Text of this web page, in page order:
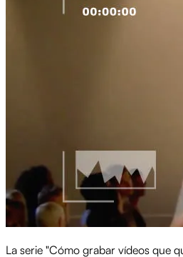
La serie "Cómo grabar vídeos que